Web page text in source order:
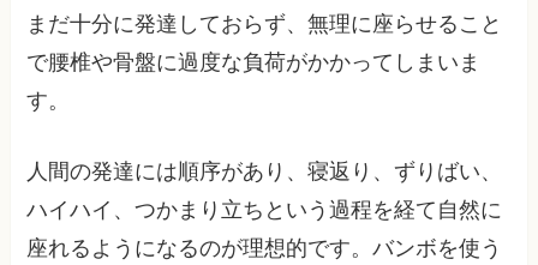
まだ十分に発達しておらず、無理に座らせること
で腰椎や骨盤に過度な負荷がかかってしまいま
す。
人間の発達には順序があり、寝返り、ずりばい、
ハイハイ、つかまり立ちという過程を経て自然に
座れるようになるのが理想的です。バンボを使う